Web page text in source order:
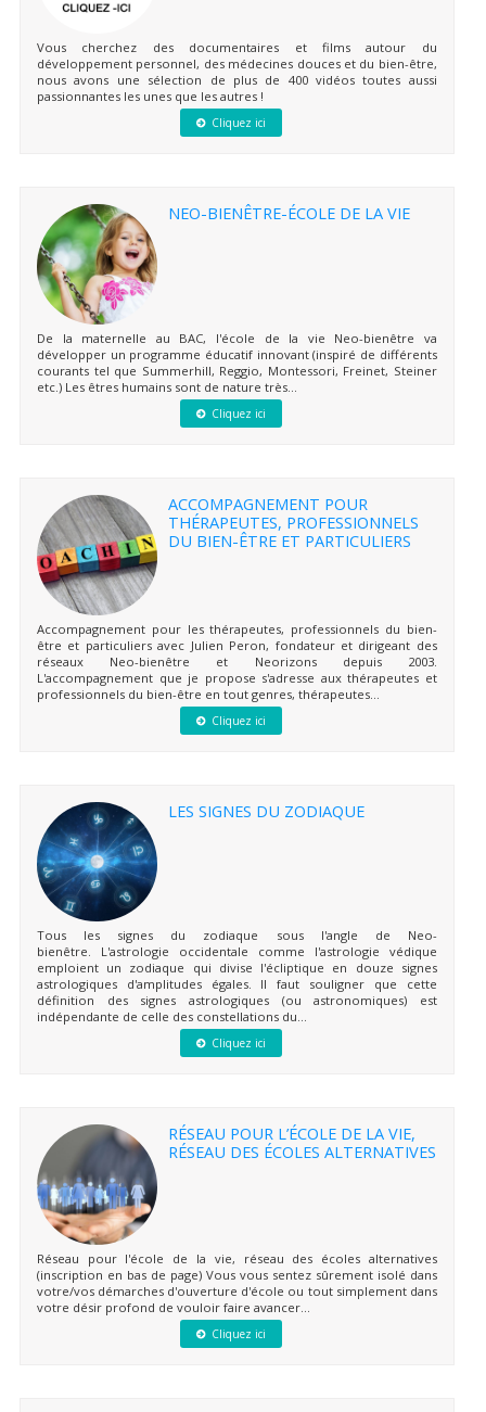
Vous cherchez des documentaires et films autour du
développement personnel, des médecines douces et du bien-être,
nous avons une sélection de plus de 400 vidéos toutes aussi
passionnantes les unes que les autres !
Cliquez ici
NEO-BIENÊTRE-ÉCOLE DE LA VIE
De la maternelle au BAC, l'école de la vie Neo-bienêtre va
développer un programme éducatif innovant (inspiré de différents
courants tel que Summerhill, Reggio, Montessori, Freinet, Steiner
etc.) Les êtres humains sont de nature très...
Cliquez ici
ACCOMPAGNEMENT POUR
THÉRAPEUTES, PROFESSIONNELS
DU BIEN-ÊTRE ET PARTICULIERS
Accompagnement pour les thérapeutes, professionnels du bien-
être et particuliers avec Julien Peron, fondateur et dirigeant des
réseaux Neo-bienêtre et Neorizons depuis 2003.
L'accompagnement que je propose s'adresse aux thérapeutes et
professionnels du bien-être en tout genres, thérapeutes...
Cliquez ici
LES SIGNES DU ZODIAQUE
Tous les signes du zodiaque sous l'angle de Neo-
bienêtre. L'astrologie occidentale comme l'astrologie védique
emploient un zodiaque qui divise l'écliptique en douze signes
astrologiques d'amplitudes égales. Il faut souligner que cette
définition des signes astrologiques (ou astronomiques) est
indépendante de celle des constellations du...
Cliquez ici
RÉSEAU POUR L’ÉCOLE DE LA VIE,
RÉSEAU DES ÉCOLES ALTERNATIVES
Réseau pour l'école de la vie, réseau des écoles alternatives
(inscription en bas de page) Vous vous sentez sûrement isolé dans
votre/vos démarches d'ouverture d'école ou tout simplement dans
votre désir profond de vouloir faire avancer...
Cliquez ici